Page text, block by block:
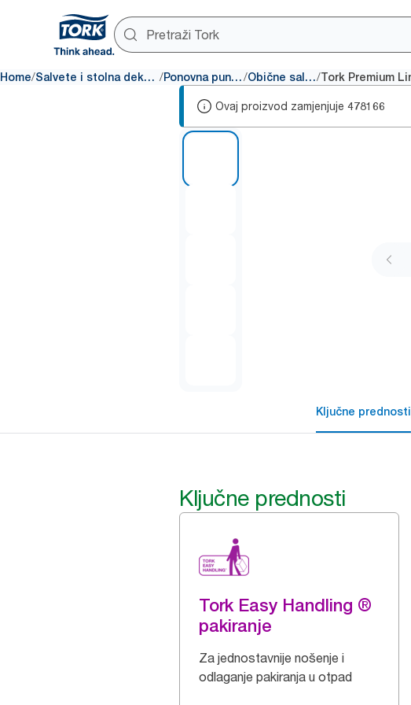
Home/ Salvete i stolna dekoracija / Ponovna punjenja/ Obične salvete/
Ovaj proizvod zamjenjuje 478166
Ključne prednosti
Ključne prednosti
Tork Easy Handling ®
pakiranje
Za jednostavnije nošenje i
odlaganje pakiranja u otpad